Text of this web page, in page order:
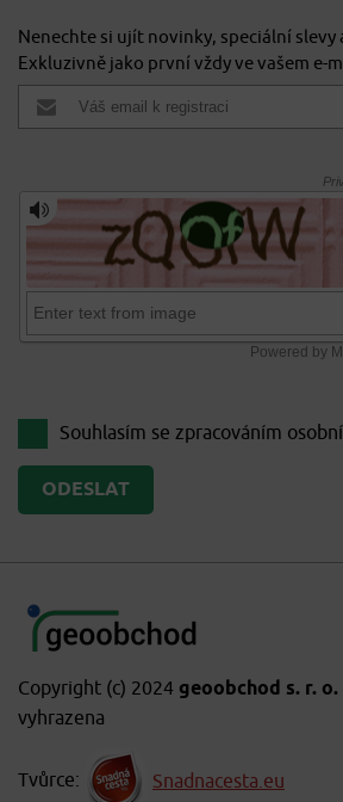
Nenechte si ujít novinky, speciální slevy
Exkluzivně jako první vždy ve vašem e-
Souhlasím se zpracováním
Copyright (c) 2024 geoobchod s. r. o.
vyhrazena
Tvůrce: Snadnacesta.eu